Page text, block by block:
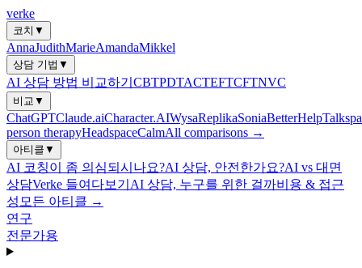
verke
코치 ▼
AnnaJudithMarieAmandaMikkel
상담 기법 ▼
AI 상담 방법 비교하기 CBTPDTACTEFTCFTNVC
비교 ▼
ChatGPTClaude.aiCharacter.AIWysaReplikaSoniaBetterHelp
person therapyHeadspaceCalmAll comparisons →
아티클 ▼
AI 코칭이 좀 의심되시나요?AI 상담, 안전한가요?AI vs 대면
상담Verke 들여다보기 AI 상담, 누구를 위한 걸까비용 & 접근
성 모든 아티클 →
연구
전문가용